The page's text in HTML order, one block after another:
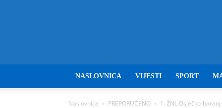
NASLOVNICA VIJESTI SPORT
Naslovnica PREPORUČENO 1. ŽNL Osječko-